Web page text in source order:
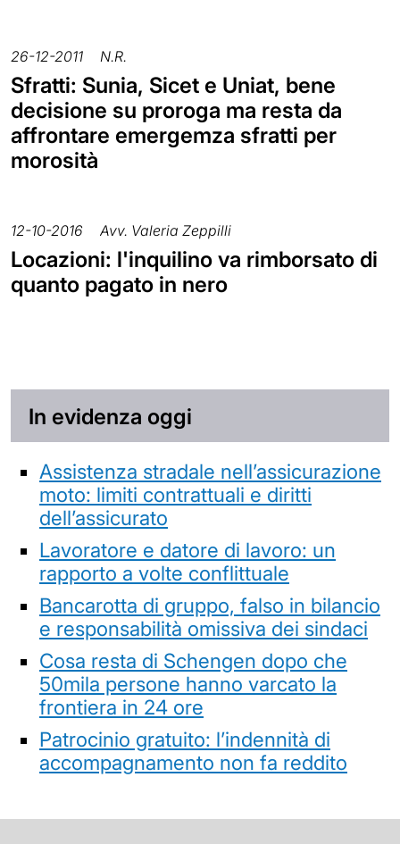
26-12-2011 N.R.
Sfratti: Sunia, Sicet e Uniat, bene
decisione su proroga ma resta da
affrontare emergemza sfratti per
morosità
12-10-2016 Avv. Valeria Zeppilli
Locazioni: l'inquilino va rimborsato di
quanto pagato in nero
In evidenza oggi
Assistenza stradale nell’assicurazione
moto: limiti contrattuali e diritti
dell’assicurato
Lavoratore e datore di lavoro: un
rapporto a volte conflittuale
Bancarotta di gruppo, falso in bilancio
e responsabilità omissiva dei sindaci
Cosa resta di Schengen dopo che
50mila persone hanno varcato la
frontiera in 24 ore
Patrocinio gratuito: l’indennità di
accompagnamento non fa reddito